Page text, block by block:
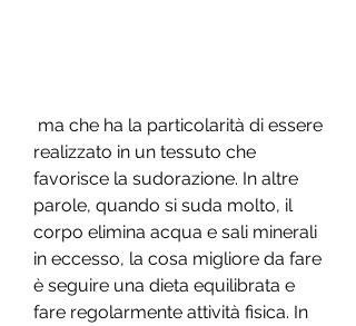
realizzato in un tessuto che
favorisce la sudorazione. In altre
parole, quando si suda molto, il
corpo elimina acqua e sali minerali
in eccesso, la cosa migliore da fare
è seguire una dieta equilibrata e
fare regolarmente attività fisica. In